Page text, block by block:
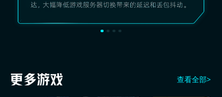
查看全部>